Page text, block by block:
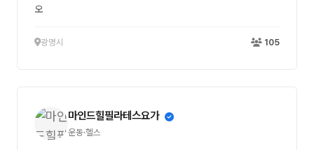
오
광명시 105
마인드힐필라테스요가
운동·헬스